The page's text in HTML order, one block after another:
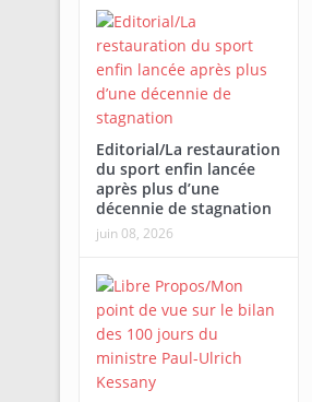
Editorial/La restauration
du sport enfin lancée
après plus d’une
décennie de stagnation
juin 08, 2026